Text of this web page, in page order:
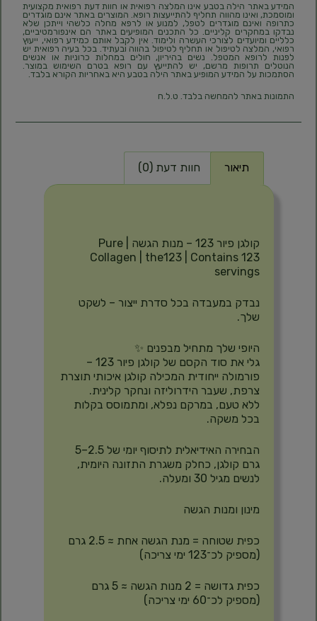
המידע באתר הילה בטבע אינו המלצה רפואית או חוות דעת רפואית מקצועית
ומוסמכת, ואינו מהווה תחליף להתייעצות רופא. המוצרים באתר אינם מוגדרים
כתרופה ואינם מוגדרים לטפל, למנוע או לרפא מחלה כלשהי וייתכן שלא
נבדקו במחקרים קליניים. כל התכנים המופיעים באתר הם אינפורמטיביים,
כלליים ומיועדים לצורכי העשרה ולימוד. אין לקבל אותם כמידע רפואי, ייעוץ
רפואי, המלצה לטיפול או תחליף לטיפול בהווה ובעתיד. בכל בעיה רפואית יש
לפנות לרופא המטפל. נשים בהיריון, חולים במחלות כרוניות או אנשים
הנוטלים תרופות מרשם, יש להתייעץ עם רופא בטרם השימוש במוצר.
הסתמכות על המידע המופיע באתר הילה בטבע היא באחריות הקורא בלבד.
התמונות באתר להמחשה בלבד. ט.ל.ח
תיאור חוות דעת (0)
קולגן פיור 123 – מנות הגשה | Pure
Collagen | the123 | Contains 123
servings
נבדק במעבדה בכל סדרת ייצור – לשקט
שלך.
היופי שלך מתחיל מבפנים ✨
גלי את סוד הקסם של קולגן פיור 123 –
פורמולה ייחודית המכילה קולגן איכותי תוצרת
צרפת, שעבר הידרוליזה ונחקר קלינית.
ללא טעם, במרקם נפלא, ומתמוסס בקלות
בכל משקה.
הבחירה האידיאלית לתיסוף יומי של 2.5–5
גרם קולגן, כחלק משגרת התזונה היומית,
לנשים מגיל 30 ומעלה.
מינון ומנות הגשה
כפית שטוחה = מנת הגשה אחת ≈ 2.5 גרם
(מספיק לכ־123 ימי צריכה)
כפית גדושה = 2 מנות הגשה ≈ 5 גרם
(מספיק לכ־60 ימי צריכה)